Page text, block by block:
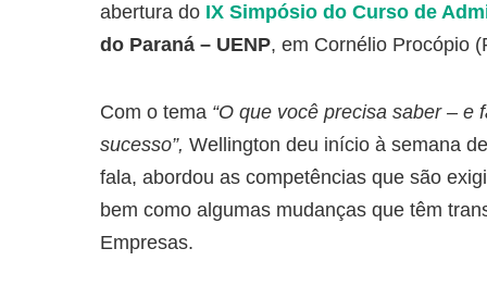
abertura do IX Simpósio do Curso de
do Paraná – UENP, em Cornélio Procópio
Com o tema “O que você precisa saber – e
sucesso”, Wellington deu início à semana
fala, abordou as competências que são
bem como algumas mudanças que têm
Empresas.